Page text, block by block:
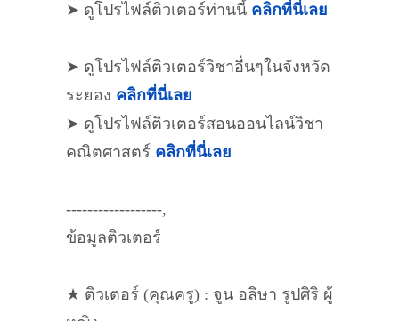
➤ ดูโปรไฟล์ติวเตอร์ท่านนี้ คลิกที่นี่เลย
➤ ดูโปรไฟล์ติวเตอร์วิชาอื่นๆในจังหวัด
ระยอง คลิกที่นี่เลย
➤ ดูโปรไฟล์ติวเตอร์สอนออนไลน์วิชา
คณิตศาสตร์ คลิกที่นี่เลย
------------------,
ข้อมูลติวเตอร์
★ ติวเตอร์ (คุณครู) : จูน อลิษา รูปศิริ ผู้